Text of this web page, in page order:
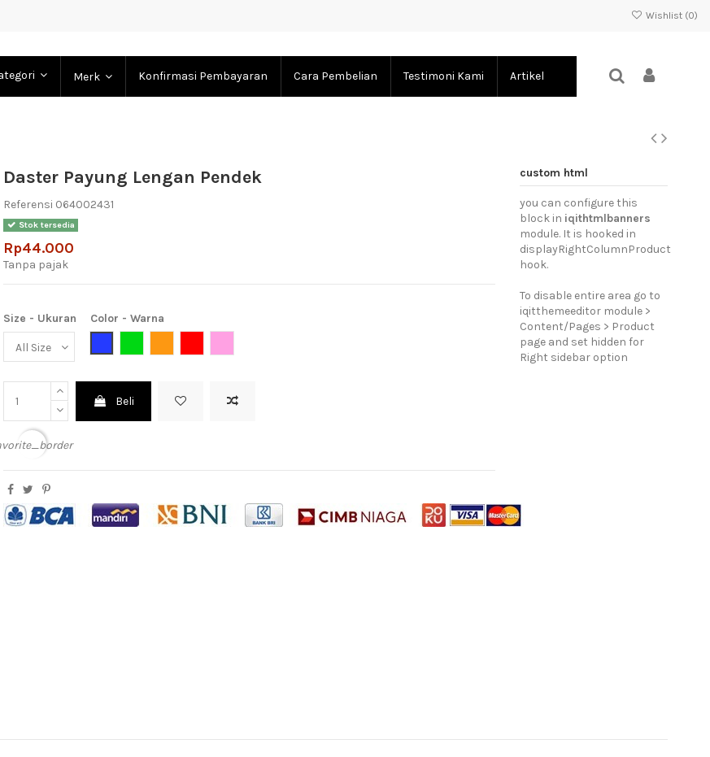
Wishlist (0)
Merk Konfirmasi Pembayaran Cara Pembelian Testimoni Kami Artikel
Daster Payung Lengan Pendek
Referensi 064002431
Stok tersedia
Rp44.000
Tanpa pajak
Size - Ukuran
Color - Warna
Beli
custom html
you can configure this
block in iqithtmlbanners
module. It is hooked in
displayRightColumnProduct
hook.
To disable entire area go to
iqitthemeeditor module >
Content/Pages > Product
page and set hidden for
Right sidebar option